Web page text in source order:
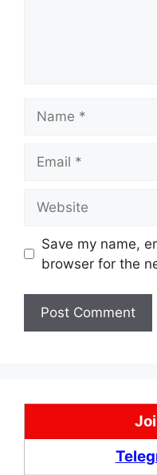
Save my name,
browser for the